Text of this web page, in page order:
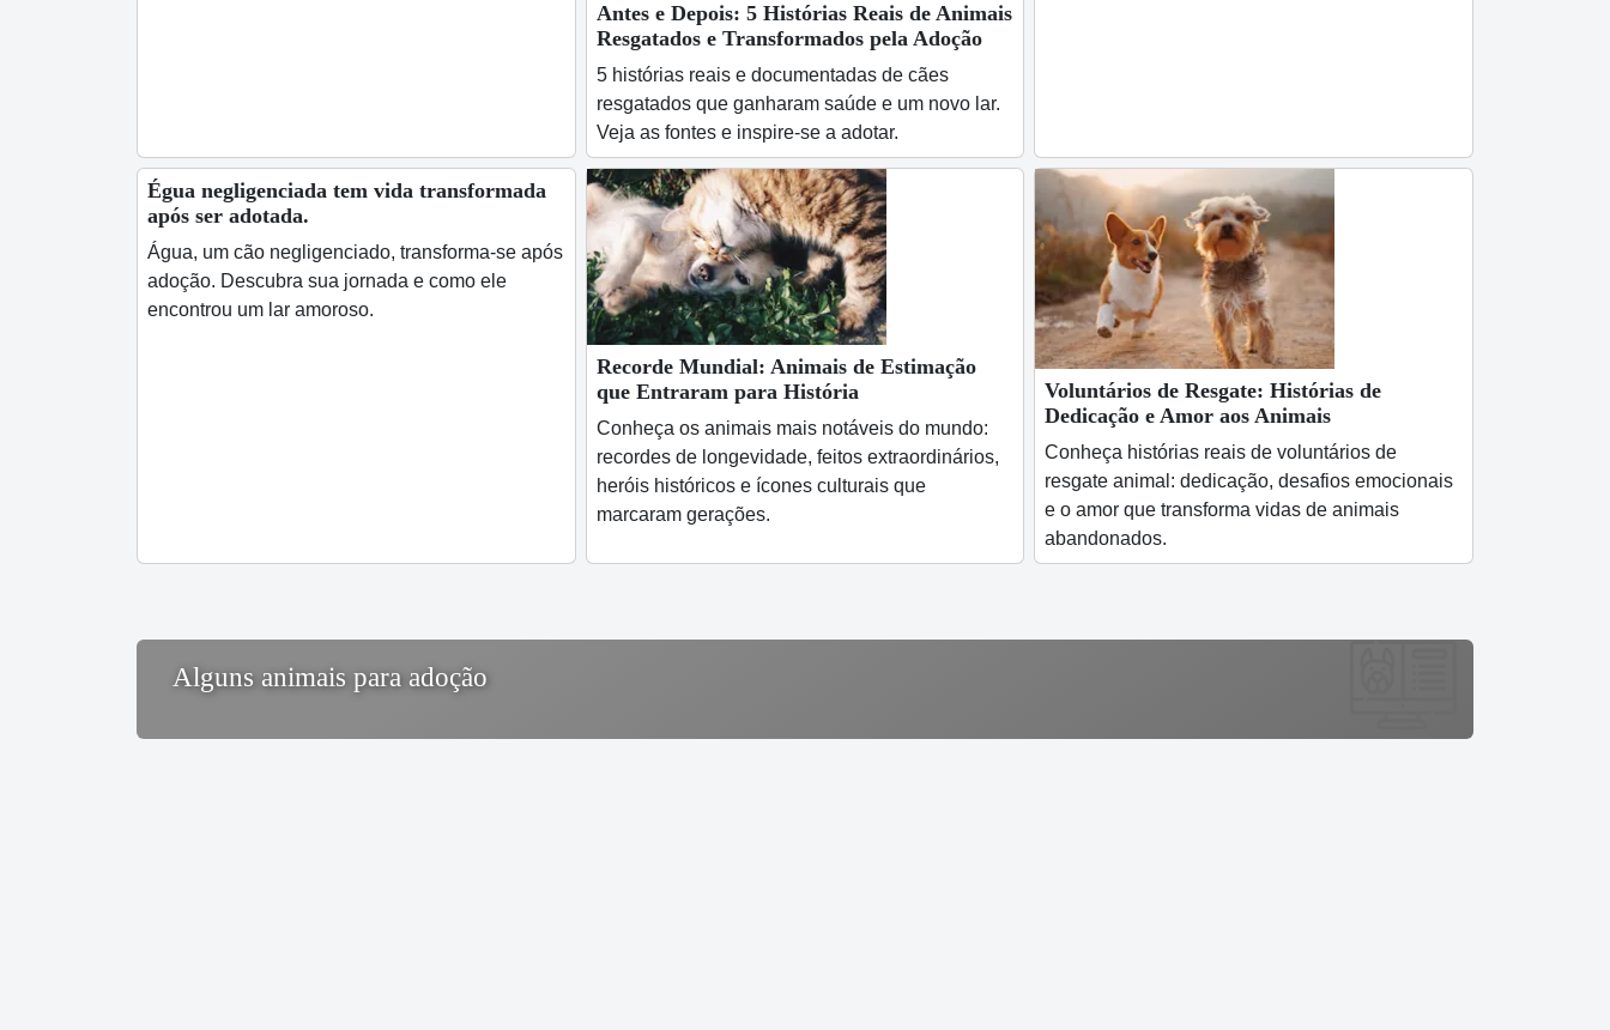
Antes e Depois: 5 Histórias Reais de Animais
Resgatados e Transformados pela Adoção
5 histórias reais e documentadas de cães
resgatados que ganharam saúde e um novo lar.
Veja as fontes e inspire-se a adotar.
Égua negligenciada tem vida transformada
após ser adotada.
Água, um cão negligenciado, transforma-se após
adoção. Descubra sua jornada e como ele
encontrou um lar amoroso.
Recorde Mundial: Animais de Estimação
que Entraram para História
Conheça os animais mais notáveis do mundo:
recordes de longevidade, feitos extraordinários,
heróis históricos e ícones culturais que
marcaram gerações.
Voluntários de Resgate: Histórias de
Dedicação e Amor aos Animais
Conheça histórias reais de voluntários de
resgate animal: dedicação, desafios emocionais
e o amor que transforma vidas de animais
abandonados.
Alguns animais para adoção